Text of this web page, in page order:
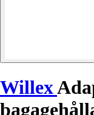
Willex